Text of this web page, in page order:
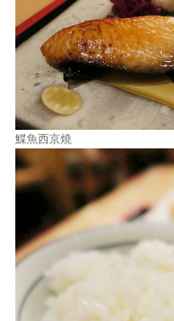
鰈魚西京燒